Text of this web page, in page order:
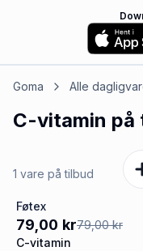
Goma Alle
C-vitamin på
1 vare på tilbud
Tilbud
Føtex
79,00 kr79,00 kr
C-vitamin